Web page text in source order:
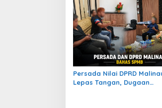
s
i
p
o
s
Persada Nilai DPRD
Lepas Tangan, Dugaan